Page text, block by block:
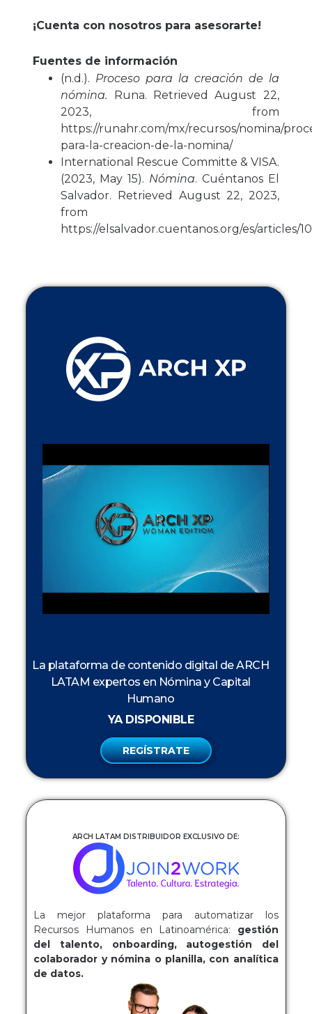
¡Cuenta con nosotros para asesorarte!
Fuentes de información
(n.d.). Proceso para la creación de la
nómina. Runa. Retrieved August 22,
2023, from
https://runahr.com/mx/recursos/nomina/
para-la-creacion-de-la-nomina/
International Rescue Committe & VISA.
(2023, May 15). Nómina. Cuéntanos El
Salvador. Retrieved August 22, 2023,
from
https://elsalvador.cuentanos.org/es/articles/
La plataforma de contenido digital de ARCH
LATAM expertos en Nómina y Capital
Humano
YA DISPONIBLE
REGÍSTRATE
ARCH LATAM DISTRIBUIDOR EXCLUSIVO DE:
La mejor plataforma para automatizar los
Recursos Humanos en Latinoamérica: gestión
del talento, onboarding, autogestión del
colaborador y nómina o planilla, con analítica
de datos.